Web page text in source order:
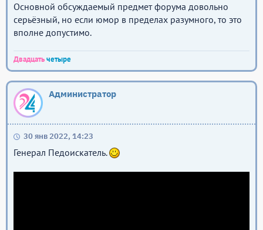
Основной обсуждаемый предмет форума довольно
серьёзный, но если юмор в пределах разумного, то это
вполне допустимо.
Двадцатьчетыре
Администратор
30 янв 2022, 14:23
Генерал Педоискатель.